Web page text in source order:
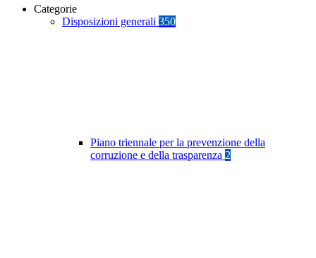
Categorie
Disposizioni generali 350
Piano triennale per la prevenzione della
corruzione e della trasparenza 2